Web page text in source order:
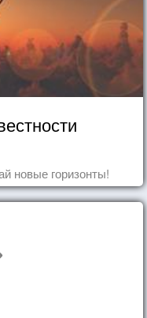
новые горизонты!